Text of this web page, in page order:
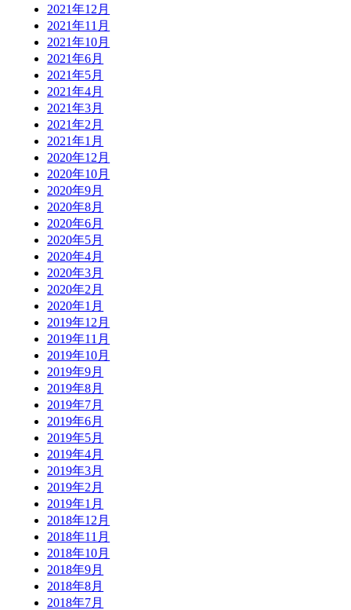
2021年12月
2021年11月
2021年10月
2021年6月
2021年5月
2021年4月
2021年3月
2021年2月
2021年1月
2020年12月
2020年10月
2020年9月
2020年8月
2020年6月
2020年5月
2020年4月
2020年3月
2020年2月
2020年1月
2019年12月
2019年11月
2019年10月
2019年9月
2019年8月
2019年7月
2019年6月
2019年5月
2019年4月
2019年3月
2019年2月
2019年1月
2018年12月
2018年11月
2018年10月
2018年9月
2018年8月
2018年7月